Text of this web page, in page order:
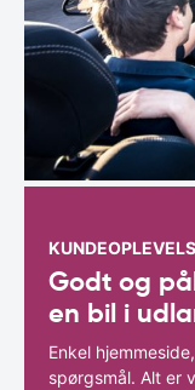
Godt og
en bil i
Enkel
spørgsmål. Alt er